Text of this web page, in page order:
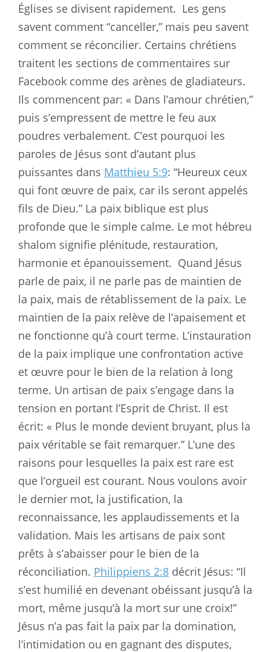
Églises se divisent rapidement. Les gens
savent comment “canceller,” mais peu savent
comment se réconcilier. Certains chrétiens
traitent les sections de commentaires sur
Facebook comme des arènes de gladiateurs.
Ils commencent par: « Dans l’amour chrétien,”
puis s’empressent de mettre le feu aux
poudres verbalement. C’est pourquoi les
paroles de Jésus sont d’autant plus
puissantes dans Matthieu 5:9: “Heureux ceux
qui font œuvre de paix, car ils seront appelés
fils de Dieu.” La paix biblique est plus
profonde que le simple calme. Le mot hébreu
shalom signifie plénitude, restauration,
harmonie et épanouissement. Quand Jésus
parle de paix, il ne parle pas de maintien de
la paix, mais de rétablissement de la paix. Le
maintien de la paix relève de l’apaisement et
ne fonctionne qu’à court terme. L’instauration
de la paix implique une confrontation active
et œuvre pour le bien de la relation à long
terme. Un artisan de paix s’engage dans la
tension en portant l’Esprit de Christ. Il est
écrit: « Plus le monde devient bruyant, plus la
paix véritable se fait remarquer.” L’une des
raisons pour lesquelles la paix est rare est
que l’orgueil est courant. Nous voulons avoir
le dernier mot, la justification, la
reconnaissance, les applaudissements et la
validation. Mais les artisans de paix sont
prêts à s’abaisser pour le bien de la
réconciliation. Philippiens 2:8 décrit Jésus: “Il
s’est humilié en devenant obéissant jusqu’à la
mort, même jusqu’à la mort sur une croix!”
Jésus n’a pas fait la paix par la domination,
l’intimidation ou en gagnant des disputes,